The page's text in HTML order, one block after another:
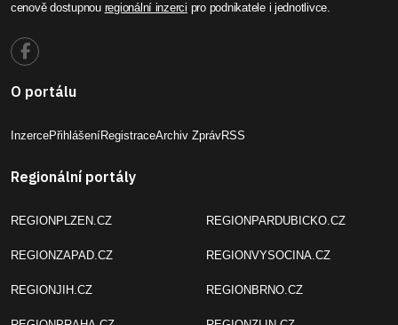
cenově dostupnou regionální inzerci pro podnikatele i jednotlivce.
O portálu
InzercePřihlášeníRegistraceArchiv ZprávRSS
Regionální portály
REGIONPLZEN.CZ
REGIONZAPAD.CZ
REGIONJIH.CZ
REGIONPARDUBICKO.CZ
REGIONVYSOCINA.CZ
REGIONBRNO.CZ